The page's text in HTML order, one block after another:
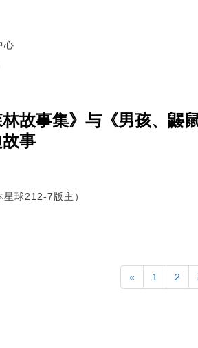
心
故事集》与《男孩、鼹
事
球212-7版主）
« 1 2